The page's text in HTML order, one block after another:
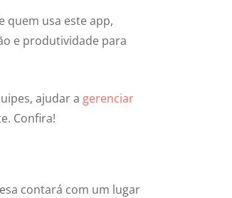
quem usa este app,
e produtividade para
ajudar a gerenciar
Confira!
contará com um lugar